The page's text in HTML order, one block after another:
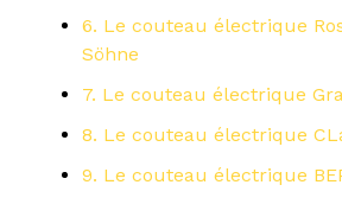
6. Le couteau électrique
Söhne
7. Le couteau électrique
8. Le couteau électrique
9. Le couteau électrique